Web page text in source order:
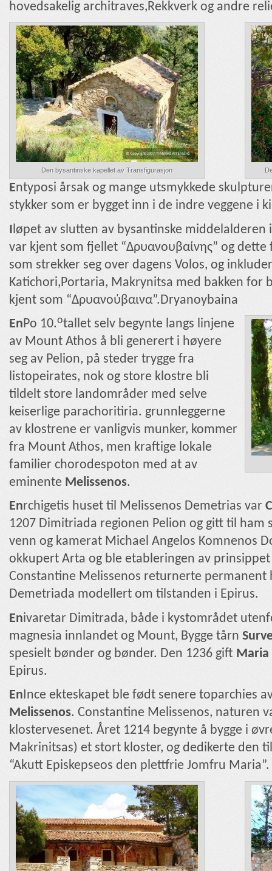
hovedsakelig architraves,Rekkverk og andre
Den bysantinske kapellet av Transfigurasjon
Entyposi årsak og mange utsmykkede
stykker som er bygget inn i de indre veggene i
løpet av slutten av bysantinske middelalderen
var kjent som fjellet “Δρυανουβαίνης” og
som strekker seg over dagens Volos, og
Katichori,Portaria, Makrynitsa med bakken for
kjent som “Δρυανούβαινα”.Dryanoybaina
EnPo 10.οtallet selv begynte langs linjene
av Mount Athos å bli generert i høyere
seg av Pelion, på steder trygge fra
listopeirates, nok og store klostre bli
tildelt store landområder med selve
keiserlige parachoritiria. grunnleggerne
av klostrene er vanligvis munker, kommer
fra Mount Athos, men kraftige lokale
familier chorodespoton med at av
eminente Melissenos.
Enrchigetis huset til Melissenos Demetrias var
1207 Dimitriada regionen Pelion og gitt til ham
venn og kamerat Michael Angelos Komnenos
okkupert Arta og ble etableringen av
Constantine Melissenos returnerte
Demetriada modellert om tilstanden i Epirus.
Enivaretar Dimitrada, både i kystområdet
magnesia innlandet og Mount, Bygge tårn
spesielt bønder og bønder. Den 1236 gift Maria
Epirus.
En Ince ekteskapet ble født senere toparchies
Melissenos. Constantine Melissenos, naturen
klostervesenet. Året 1214 begynte å bygge i
Makrinitsas) et stort kloster, og dedikerte den
“Akutt Episkepseos den plettfrie Jomfru Maria”.